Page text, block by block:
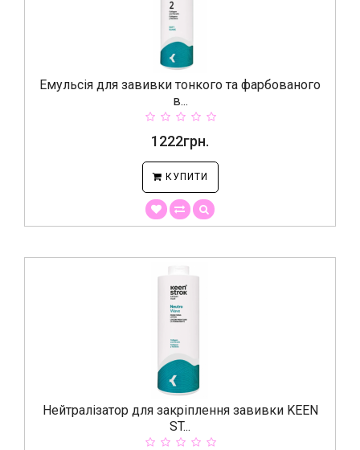
Емульсія для завивки тонкого та фарбованого
в...
1222грн.
КУПИТИ
Нейтралізатор для закріплення завивки KEEN
ST...